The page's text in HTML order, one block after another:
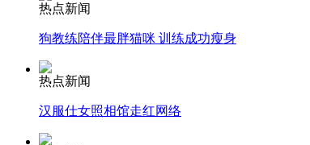
消防员救轻生者 花炮节热闹非凡 减压"枕头大战"
纽约上演“枕头大战”
热点新闻
狗教练陪伴最胖猫咪 训练成功瘦身
热点新闻
汉服仕女照相馆走红网络